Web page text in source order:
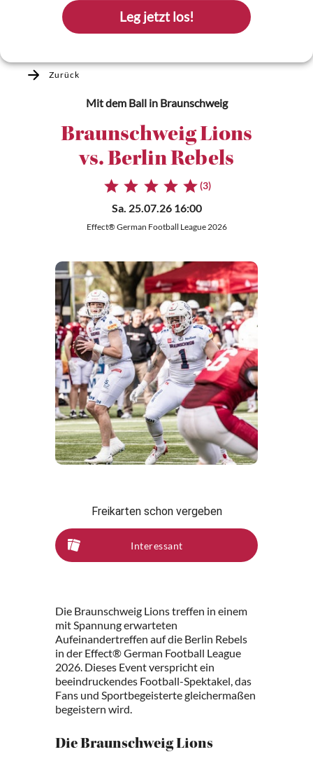
Leg jetzt los!
Zurück
Mit dem Ballin Braunschweig
Braunschweig Lions
vs. Berlin Rebels
(3)
Sa. 25.07.26 16:00
Effect® German Football League 2026
Freikarten schon vergeben
Interessant
Die Braunschweig Lions treffen in einem
mit Spannung erwarteten
Aufeinandertreffen auf die Berlin Rebels
in der Effect® German Football League
2026. Dieses Event verspricht ein
beeindruckendes Football-Spektakel, das
Fans und Sportbegeisterte gleichermaßen
begeistern wird.
Die Braunschweig Lions